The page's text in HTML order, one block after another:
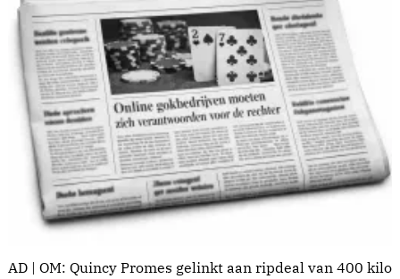
AD | OM: Quincy Promes gelinkt aan ripdeal van 400 kilo